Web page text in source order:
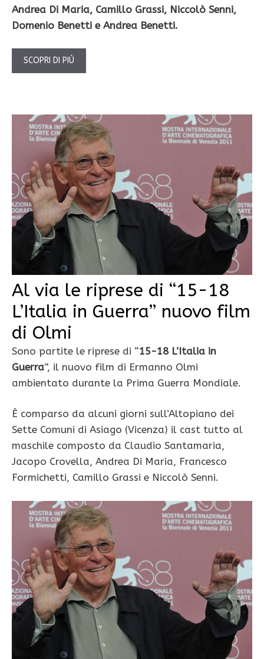
Andrea Di Maria, Camillo Grassi, Niccolò Senni,
Domenio Benetti e Andrea Benetti.
SCOPRI DI PIÙ
Al via le riprese di “15-18
L’Italia in Guerra” nuovo film
di Olmi
Sono partite le riprese di “15-18 L’Italia in
Guerra”, il nuovo film di Ermanno Olmi
ambientato durante la Prima Guerra Mondiale.
È comparso da alcuni giorni sull’Altopiano dei
Sette Comuni di Asiago (Vicenza) il cast tutto al
maschile composto da Claudio Santamaria,
Jacopo Crovella, Andrea Di Maria, Francesco
Formichetti, Camillo Grassi e Niccolò Senni.